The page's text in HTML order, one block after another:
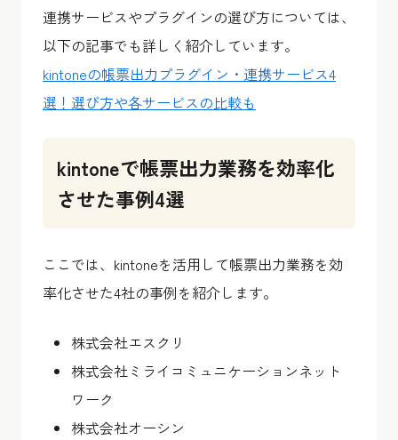
連携サービスやプラグインの選び方については、
以下の記事でも詳しく紹介しています。
kintoneの帳票出力プラグイン・連携サービス4
選！選び方や各サービスの比較も
kintoneで帳票出力業務を効率化
させた事例4選
ここでは、kintoneを活用して帳票出力業務を効
率化させた4社の事例を紹介します。
株式会社エスクリ
株式会社ミライコミュニケーションネット
ワーク
株式会社オーシン